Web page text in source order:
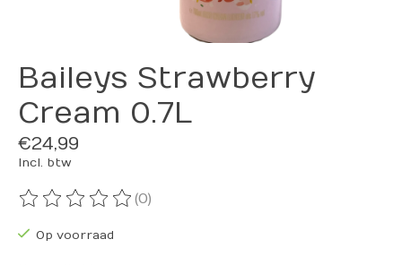
Baileys Strawberry
Cream 0.7L
€24,99
Incl. btw
De beoordeling van dit product is
(0)
Op voorraad